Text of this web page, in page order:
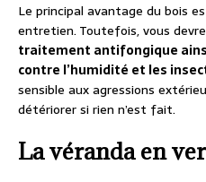
Le principal avantage du bois
entretien. Toutefois, vous
traitement antifongique
contre l’humidité et les
sensible aux agressions
détériorer si rien n’est fait.
La véranda en